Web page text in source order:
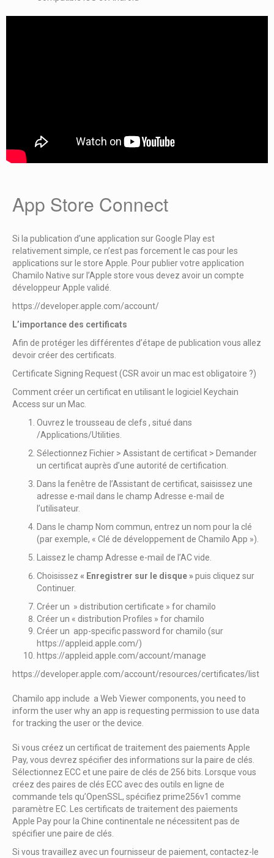
App Store Connect
Si la publication d’une application sur Google Play est
relativement simple, ce n’est pas forcement le cas pour les
applications sur le store Apple. Pour publier votre application
Chamilo Native sur l’Apple store vous devez avoir un compte
développeur Apple validé.
https://developer.apple.com/account/
L’importance des certificats
Afin de protéger les différentes d’étape de publication vous allez
devoir créer des certificats.
Certificate Signing Request (CSR avoir un mac est obligatoire ?)
Comment créer un certificat en utilisant le logiciel Keychain
Access sur un Mac.
Ouvrez le trousseau de clefs , situé dans
/Applications/Utilities.
Sélectionnez Fichier > Assistant de certificat > Demander
un certificat auprès d’une autorité de certification.
Dans la fenêtre de l’Assistant de certificat, saisissez une
adresse e-mail dans le champ Adresse e-mail de
l’utilisateur.
Dans le champ Nom commun, entrez un nom pour la clé
(par exemple, « Clé de développement de Chamilo App »).
Laissez le champ Adresse e-mail de l’AC vide.
Choisissez « Enregistrer sur le disque »puis cliquez sur
Continuer.
Créer un » distribution certificate » for chamilo
Créer un « distribution Profiles » for chamilo
Créer un app-specific password for chamilo (sur
https://appleid.apple.com/)
https://appleid.apple.com/account/manage
https://developer.apple.com/account/resources/certificates/list
Chamilo app include a Web Viewer components, you need to
inform the user why an app is requesting permission to use data
for tracking the user or the device.
Si vous créez un certificat de traitement des paiements Apple
Pay, vous devrez spécifier des informations sur la paire de clés.
Sélectionnez ECC et une paire de clés de 256 bits. Lorsque vous
créez des paires de clés ECC avec des outils en ligne de
commande tels qu’OpenSSL, spécifiez prime256v1 comme
paramètre EC. Les certificats de traitement des paiements
Apple Pay pour la Chine continentale ne nécessitent pas de
spécifier une paire de clés.
Si vous travaillez avec un fournisseur de paiement, contactez-le